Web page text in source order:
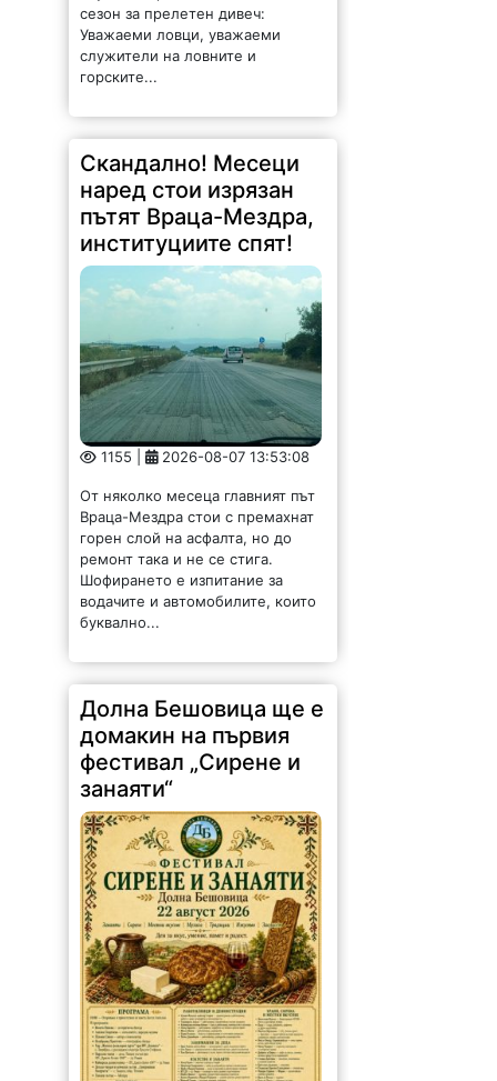
служители на ловните и
горските...
Скандално! Месеци
наред стои изрязан
пътят Враца-Мездра,
институциите спят!
1155 | 2026-08-07 13:53:08
От няколко месеца главният път
Враца-Мездра стои с премахнат
горен слой на асфалта, но до
ремонт така и не се стига.
Шофирането е изпитание за
водачите и автомобилите, които
буквално...
Долна Бешовица ще е
домакин на първия
фестивал „Сирене и
занаяти“